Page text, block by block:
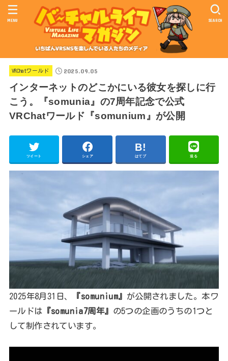
SEARCH
MENU
VRChatワールド 2025.09.05
インターネットのどこかにいる彼女を探しに行
こう。『somunia』の7周年記念で公式
VRChatワールド『somunium』が公開
ツイート シェア はてブ 送る
2025年8月31日、 『somunium』 が公開されました。本ワ
ールドは 『somunia7周年』 の5つの企画のうちの1つと
して制作されています。